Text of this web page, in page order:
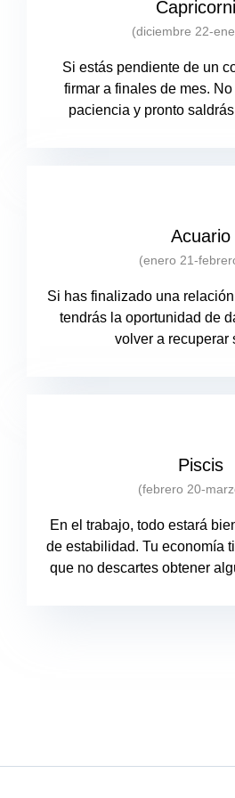
(diciembre 22-
Si estás pendiente de un
firmar a finales de mes.
paciencia y pronto
Acuario
(enero 21-
Si has finalizado una
tendrás la oportunidad de
volver a recuperar
Piscis
(febrero 20-
En el trabajo, todo estará
de estabilidad. Tu economía
que no descartes obtener